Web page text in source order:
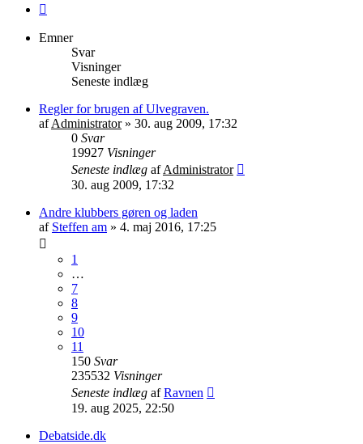
Emner
Svar
Visninger
Seneste indlæg
Regler for brugen af Ulvegraven.
afAdministrator» 30. aug 2009, 17:32
0 Svar
19927 Visninger
Seneste indlæg afAdministrator
30. aug 2009, 17:32
Andre klubbers gøren og laden
af Steffen am » 4. maj 2016, 17:25
1
…
7
8
9
10
11
150 Svar
235532 Visninger
Seneste indlæg afRavnen
19. aug 2025, 22:50
Debatside.dk